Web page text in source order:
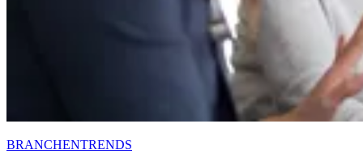
BRANCHENTRENDS